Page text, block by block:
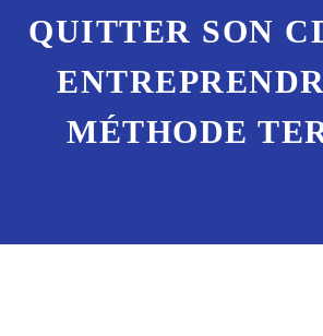
QUITTER SON
MÉTHODE